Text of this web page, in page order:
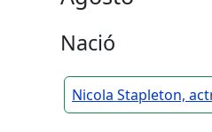
Nació
Nicola Stapleton,